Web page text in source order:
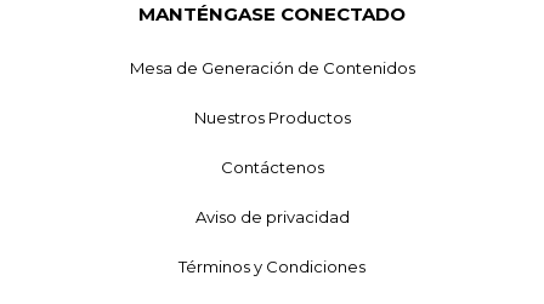
MANTÉNGASE CONECTADO
Mesa de Generación de Contenidos
Nuestros Productos
Contáctenos
Aviso de privacidad
Términos y Condiciones